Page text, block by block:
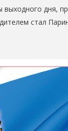
дня,
стал